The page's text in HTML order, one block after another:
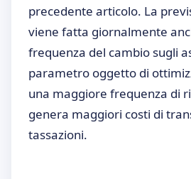
precedente articolo. La
viene fatta giornalmente
frequenza del cambio sugli
parametro oggetto di
una maggiore frequenza di
genera maggiori costi di
tassazioni.